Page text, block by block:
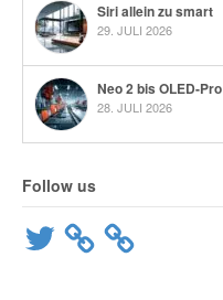
Siri allein zu smart
29. JULI 2026
Neo 2 bis OLED-Pro
28. JULI 2026
Follow us
Twitter